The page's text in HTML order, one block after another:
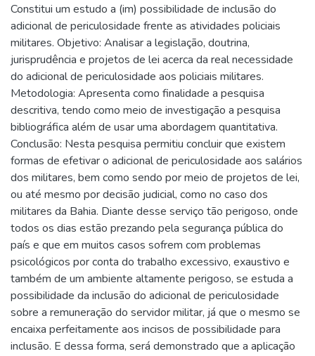
Constitui um estudo a (im) possibilidade de inclusão do
adicional de periculosidade frente as atividades policiais
militares. Objetivo: Analisar a legislação, doutrina,
jurisprudência e projetos de lei acerca da real necessidade
do adicional de periculosidade aos policiais militares.
Metodologia: Apresenta como finalidade a pesquisa
descritiva, tendo como meio de investigação a pesquisa
bibliográfica além de usar uma abordagem quantitativa.
Conclusão: Nesta pesquisa permitiu concluir que existem
formas de efetivar o adicional de periculosidade aos salários
dos militares, bem como sendo por meio de projetos de lei,
ou até mesmo por decisão judicial, como no caso dos
militares da Bahia. Diante desse serviço tão perigoso, onde
todos os dias estão prezando pela segurança pública do
país e que em muitos casos sofrem com problemas
psicológicos por conta do trabalho excessivo, exaustivo e
também de um ambiente altamente perigoso, se estuda a
possibilidade da inclusão do adicional de periculosidade
sobre a remuneração do servidor militar, já que o mesmo se
encaixa perfeitamente aos incisos de possibilidade para
inclusão. E dessa forma, será demonstrado que a aplicação